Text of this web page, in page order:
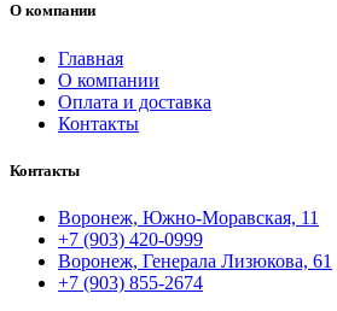
О компании
Главная
О компании
Оплата и доставка
Контакты
Контакты
Воронеж, Южно-Моравская, 11
+7 (903) 420-0999
Воронеж, Генерала Лизюкова, 61
+7 (903) 855-2674